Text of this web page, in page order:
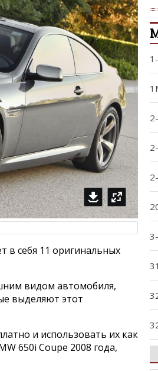
в себя 11 оригинальных
видом автомобиля,
выделяют этот
и использовать их как
650i Coupe 2008 года,